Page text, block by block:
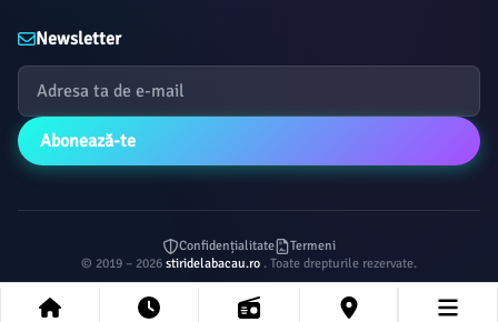
Newsletter
Abonează-te
Confidențialitate
Termeni
© 2019 – 2026 stiridelabacau.ro . Toate drepturile rezervate.